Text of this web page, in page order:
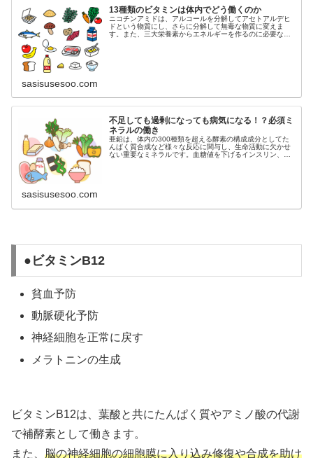
13種類のビタミンは体内でどう働くのか
ニコチンアミドは、アルコールを分解してアセトアルデヒ
ドという物質にし、さらに分解して無毒な物質に変えま
す。また、三大栄養素からエネルギーを作るのに必要な酵
sasisusesoo.com
不足しても過剰になっても病気になる！？必須ミ
ネラルの働き
亜鉛は、体内の300種類を超える酵素の構成成分としてた
んぱく質合成など様々な反応に関与し、生命活動に欠かせ
ない重要なミネラルです。血糖値を下げるインスリン、生
sasisusesoo.com
●ビタミンB12
貧血予防
動脈硬化予防
神経細胞を正常に戻す
メラトニンの生成
ビタミンB12は、葉酸と共にたんぱく質やアミノ酸の代謝
で補酵素として働きます。
また、 脳の神経細胞の細胞膜に入り込み修復や合成を助け